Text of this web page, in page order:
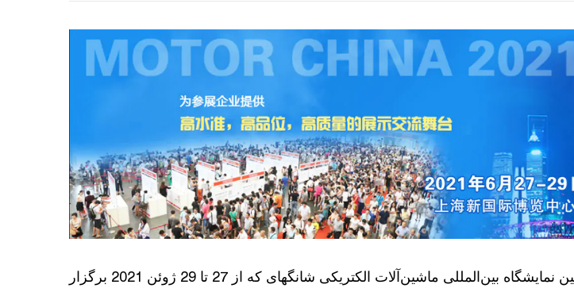
در بیست و یکمین نمایشگاه بین‌المللی ماشین‌آلات الکتریکی شانگهای که از 27 تا 29 ژوئن 2021 برگزار